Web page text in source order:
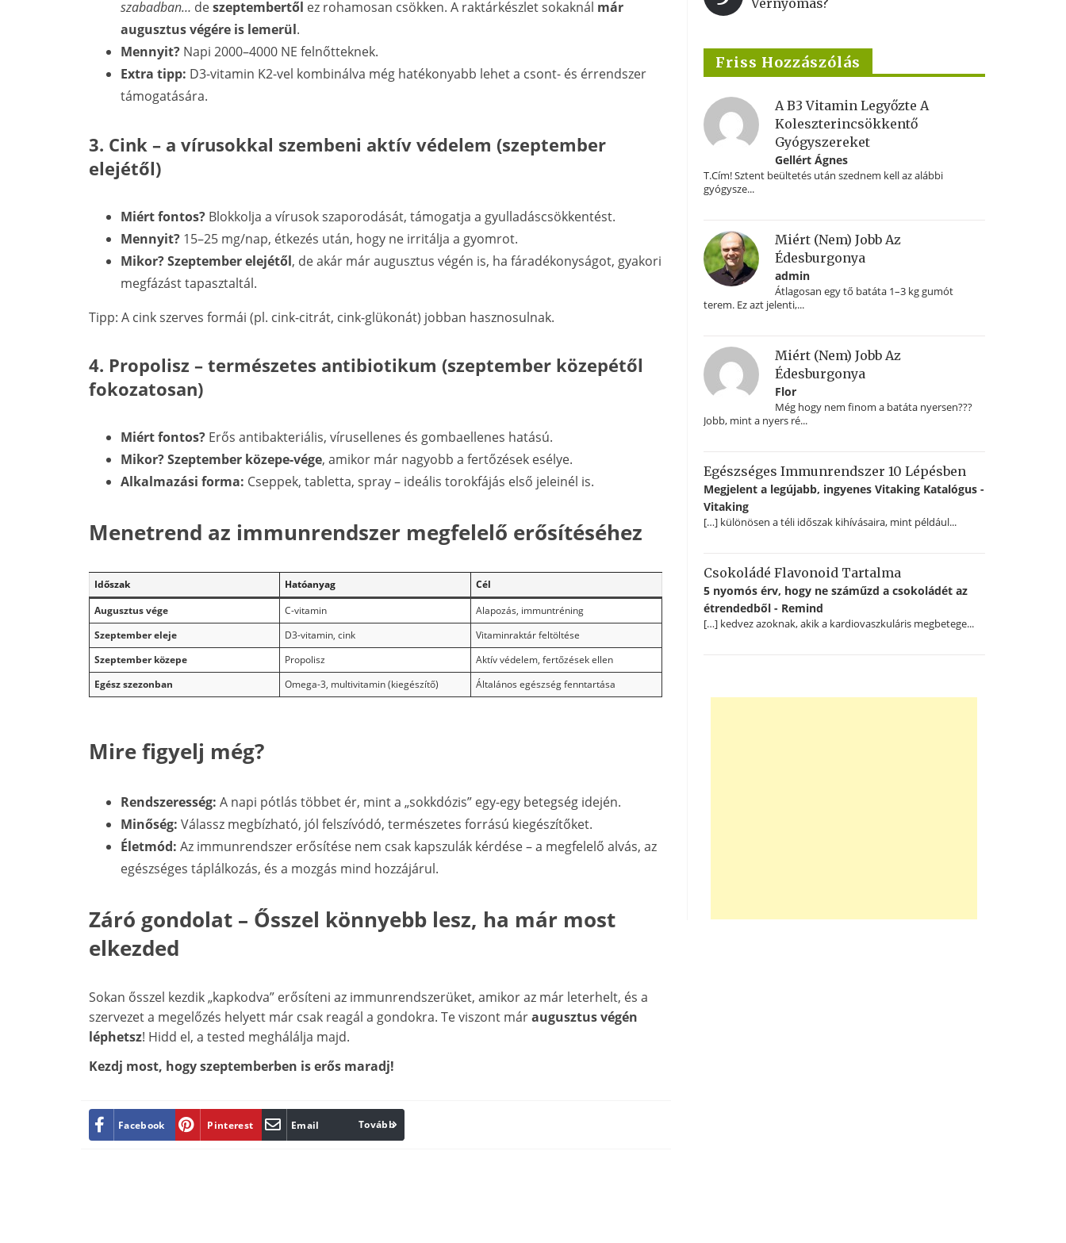
szabadban… deszeptembertől ez rohamosan csökken. A raktárkészlet sokaknál már
augusztus végére is lemerül.
Mennyit? Napi 2000–4000 NE felnőtteknek.
Extra tipp: D3-vitamin K2-vel kombinálva még hatékonyabb lehet a csont- és érrendszer
támogatására.
3. Cink – a vírusokkal szembeni aktív védelem (szeptember
elejétől)
Miért fontos? Blokkolja a vírusok szaporodását, támogatja a gyulladáscsökkentést.
Mennyit? 15–25 mg/nap, étkezés után, hogy ne irritálja a gyomrot.
Mikor?Szeptember elejétől, de akár már augusztus végén is, ha fáradékonyságot, gyakori
megfázást tapasztaltál.
Tipp: A cink szerves formái (pl. cink-citrát, cink-glükonát) jobban hasznosulnak.
4. Propolisz – természetes antibiotikum (szeptember közepétől
fokozatosan)
Miért fontos? Erős antibakteriális, vírusellenes és gombaellenes hatású.
Mikor?Szeptember közepe-vége, amikor már nagyobb a fertőzések esélye.
Alkalmazási forma: Cseppek, tabletta, spray – ideális torokfájás első jeleinél is.
Menetrend az immunrendszer megfelelő erősítéséhez
Időszak Hatóanyag
Cél
Augusztus vége
C-vitamin
Alapozás, immuntréning
Szeptember eleje
D3-vitamin, cink
Vitaminraktár feltöltése
Szeptember közepe
Propolisz
Aktív védelem, fertőzések ellen
Egész szezonban
Omega-3, multivitamin (kiegészítő) Általános egészség fenntartása
Mire figyelj még?
Rendszeresség: A napi pótlás többet ér, mint a „sokkdózis” egy-egy betegség idején.
Minőség: Válassz megbízható, jól felszívódó, természetes forrású kiegészítőket.
Életmód: Az immunrendszer erősítése nem csak kapszulák kérdése – a megfelelő alvás, az
egészséges táplálkozás, és a mozgás mind hozzájárul.
Záró gondolat – Ősszel könnyebb lesz, ha már most
elkezded
Sokan ősszel kezdik „kapkodva” erősíteni az immunrendszerüket, amikor az már leterhelt, és a
szervezet a megelőzés helyett már csak reagál a gondokra. Te viszont máraugusztus végén
léphetsz! Hidd el, a tested meghálálja majd.
Kezdj most, hogy szeptemberben is erős maradj!
Facebook Pinterest Email Print
Tovább
Friss Hozzászólás
A B3 Vitamin Legyőzte A
Koleszterincsökkentő
Gyógyszereket
Gellért Ágnes
T.Cím! Sztent beültetés után szednem kell az alábbi
gyógysze...
Miért (nem) Jobb Az
Édesburgonya
admin
Átlagosan egy tő batáta 1–3 kg gumót
terem. Ez azt jelenti,...
Miért (nem) Jobb Az
Édesburgonya
Flor
Még hogy nem finom a batáta nyersen???
Jobb, mint a nyers ré...
Egészséges Immunrendszer 10 Lépésben
Megjelent a legújabb, ingyenes Vitaking Katalógus -
Vitaking
[…] különösen a téli időszak kihívásaira, mint például...
Csokoládé Flavonoid Tartalma
5 nyomós érv, hogy ne száműzd a csokoládét az
étrendedből - Remind
[…] kedvez azoknak, akik a kardiovaszkuláris megbetege...